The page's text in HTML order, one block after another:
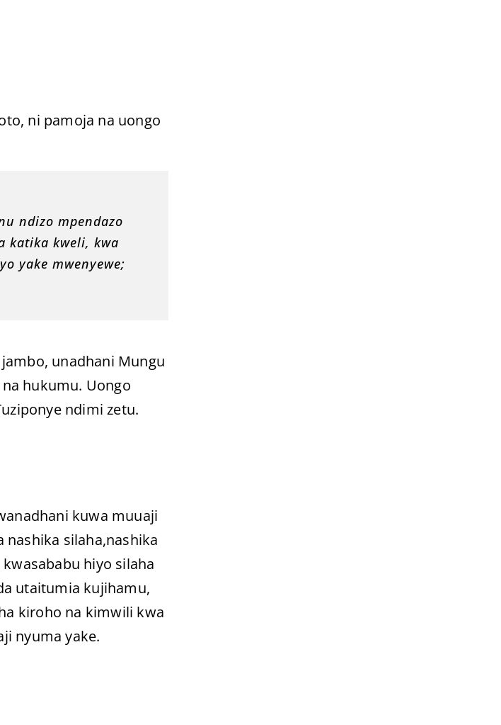
ni pamoja na uongo
ndizo mpendazo
katika kweli, kwa
yake mwenyewe;
unadhani Mungu
hukumu. Uongo
ndimi zetu.
kuwa muuaji
silaha,nashika
hiyo silaha
utaitumia kujihamu,
kiroho na kimwili kwa
nyuma yake.